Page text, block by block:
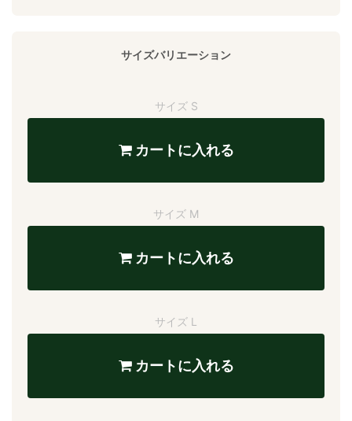
サイズバリエーション
サイズ S
カートに入れる
サイズ M
カートに入れる
サイズ L
カートに入れる